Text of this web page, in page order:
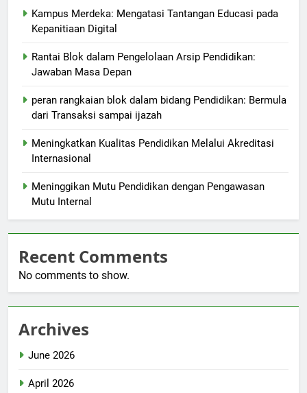
Kampus Merdeka: Mengatasi Tantangan Educasi pada
Kepanitiaan Digital
Rantai Blok dalam Pengelolaan Arsip Pendidikan:
Jawaban Masa Depan
peran rangkaian blok dalam bidang Pendidikan: Bermula
dari Transaksi sampai ijazah
Meningkatkan Kualitas Pendidikan Melalui Akreditasi
Internasional
Meninggikan Mutu Pendidikan dengan Pengawasan
Mutu Internal
Recent Comments
No comments to show.
Archives
June 2026
April 2026